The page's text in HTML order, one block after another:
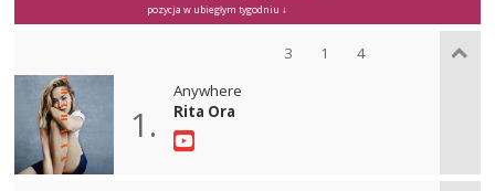
pozycja w ubiegłym tygodniu ↓
3 1 4
1.
Anywhere
Rita Ora